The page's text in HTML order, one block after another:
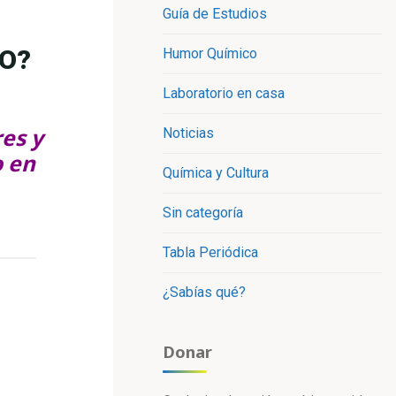
y
en
Guía de Estudios
Humor Químico
Laboratorio en casa
Noticias
Química y Cultura
Sin categoría
Tabla Periódica
¿Sabías qué?
Donar